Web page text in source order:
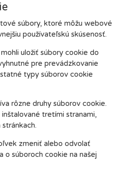
súbory, ktoré môžu webové
používateľskú skúsenosť.
uložiť súbory cookie do
pre prevádzkovanie
typy súborov cookie
rôzne druhy súborov cookie.
tretími stranami,
zmeniť alebo odvolať
o súboroch cookie na našej